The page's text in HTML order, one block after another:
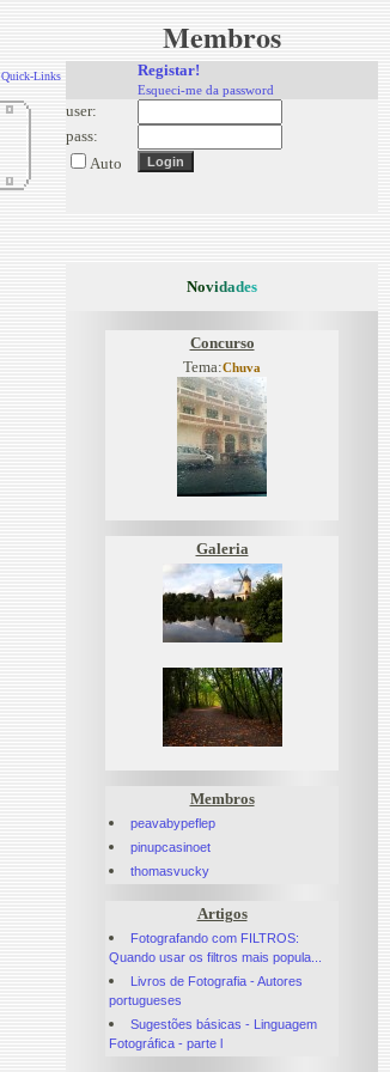
Quick-Links
Membros
Registar!
Esqueci-me da password
user:
pass:
Auto
Novidades
Concurso
Tema:Chuva
Galeria
Membros
peavabypeflep
pinupcasinoet
thomasvucky
Artigos
Fotografando com FILTROS:
Quando usar os filtros mais popula...
Livros de Fotografia - Autores
portugueses
Sugestões básicas - Linguagem
Fotográfica - parte l